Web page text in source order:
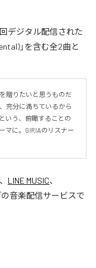
デジタル配信された
」を含む全2曲と
贈りたいと思うものだ
充分に満ちているから
いう、俯瞰することの
マに。GIRIAのリスナー
、 LINE MUSIC、
音楽配信サービスで